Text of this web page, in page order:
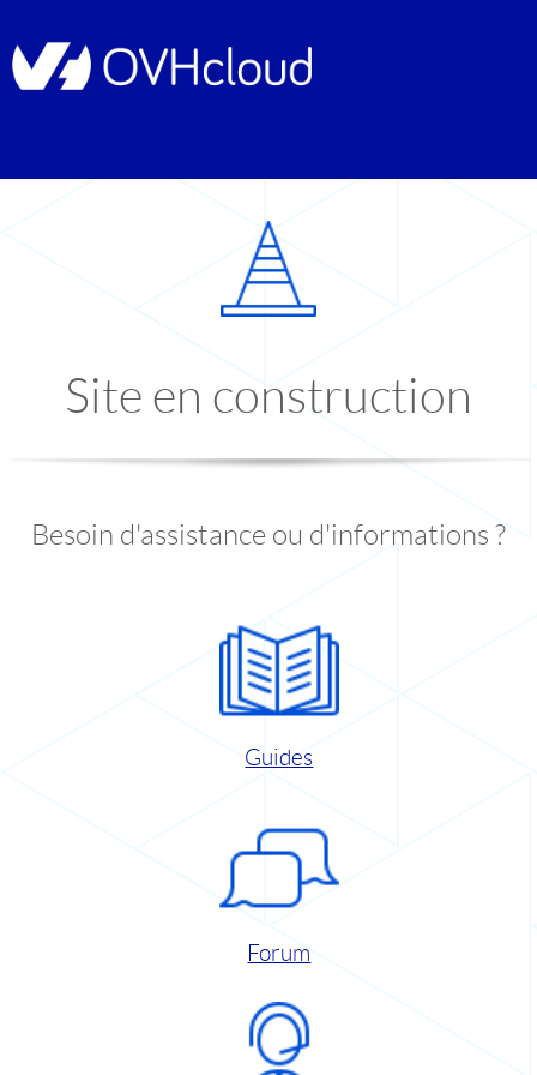
Site en construction
Besoin d'assistance ou d'informations ?
Guides
Forum